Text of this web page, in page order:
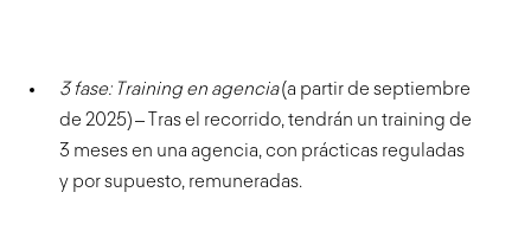
3 fase: Training en agencia(a partir de septiembre
de 2025) – Tras el recorrido, tendrán un training de
3 meses en una agencia, con prácticas reguladas
y por supuesto, remuneradas.